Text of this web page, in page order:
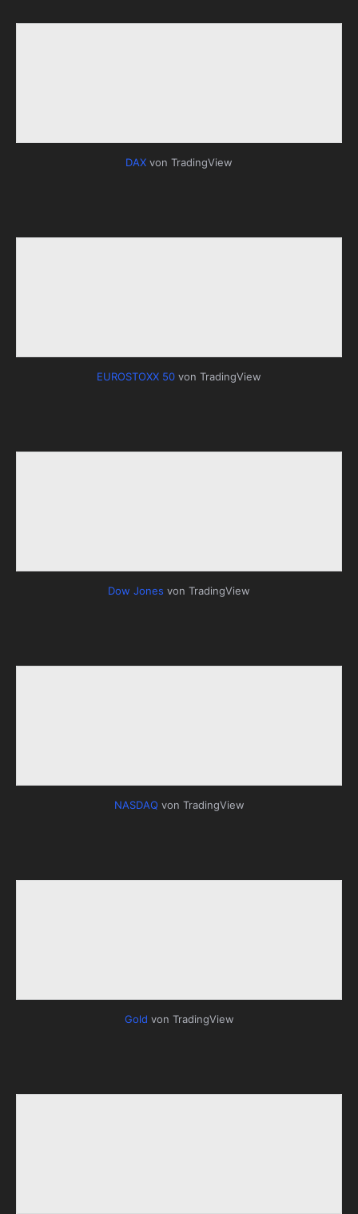
DAX von TradingView
EUROSTOXX 50 von TradingView
Dow Jones von TradingView
NASDAQ von TradingView
Gold von TradingView